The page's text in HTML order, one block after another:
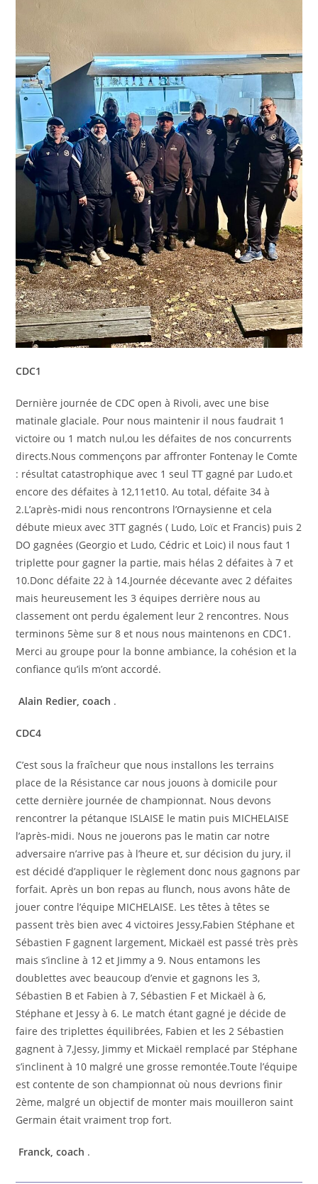
CDC1
Dernière journée de CDC open à Rivoli, avec une bise
matinale glaciale. Pour nous maintenir il nous faudrait 1
victoire ou 1 match nul,ou les défaites de nos concurrents
directs.Nous commençons par affronter Fontenay le Comte
: résultat catastrophique avec 1 seul TT gagné par Ludo.et
encore des défaites à 12,11et10. Au total, défaite 34 à
2.L’après-midi nous rencontrons l’Ornaysienne et cela
débute mieux avec 3TT gagnés ( Ludo, Loïc et Francis) puis 2
DO gagnées (Georgio et Ludo, Cédric et Loic) il nous faut 1
triplette pour gagner la partie, mais hélas 2 défaites à 7 et
10.Donc défaite 22 à 14.Journée décevante avec 2 défaites
mais heureusement les 3 équipes derrière nous au
classement ont perdu également leur 2 rencontres. Nous
terminons 5ème sur 8 et nous nous maintenons en CDC1.
Merci au groupe pour la bonne ambiance, la cohésion et la
confiance qu’ils m’ont accordé.
Alain Redier, coach .
CDC4
C’est sous la fraîcheur que nous installons les terrains
place de la Résistance car nous jouons à domicile pour
cette dernière journée de championnat. Nous devons
rencontrer la pétanque ISLAISE le matin puis MICHELAISE
l’après-midi. Nous ne jouerons pas le matin car notre
adversaire n’arrive pas à l’heure et, sur décision du jury, il
est décidé d’appliquer le règlement donc nous gagnons par
forfait. Après un bon repas au flunch, nous avons hâte de
jouer contre l’équipe MICHELAISE. Les têtes à têtes se
passent très bien avec 4 victoires Jessy,Fabien Stéphane et
Sébastien F gagnent largement, Mickaël est passé très près
mais s’incline à 12 et Jimmy a 9. Nous entamons les
doublettes avec beaucoup d’envie et gagnons les 3,
Sébastien B et Fabien à 7, Sébastien F et Mickaël à 6,
Stéphane et Jessy à 6. Le match étant gagné je décide de
faire des triplettes équilibrées, Fabien et les 2 Sébastien
gagnent à 7,Jessy, Jimmy et Mickaël remplacé par Stéphane
s’inclinent à 10 malgré une grosse remontée.Toute l’équipe
est contente de son championnat où nous devrions finir
2ème, malgré un objectif de monter mais mouilleron saint
Germain était vraiment trop fort.
Franck, coach .